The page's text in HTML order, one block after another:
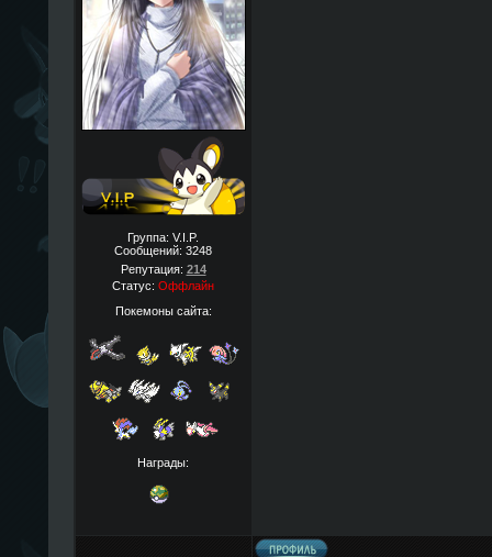
Группа: V.I.P.
Сообщений: 3248
Репутация: 214
Статус: Оффлайн
Покемоны сайта:
Награды: